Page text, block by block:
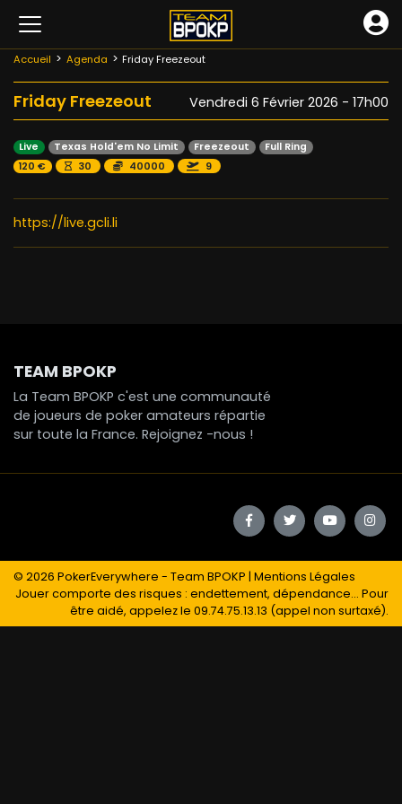
Accueil Agenda Friday Freezeout
Friday Freezeout Vendredi 6 Février 2026 - 17h00
Live Texas Hold'em No Limit Freezeout
Full Ring
120 €
30 40000 9
https://live.gcli.li
TEAM BPOKP
La Team BPOKP c'est une communauté
de joueurs de poker amateurs répartie
sur toute la France. Rejoignez -nous !
© 2026 PokerEverywhere - Team BPOKP | Mentions Légales
Jouer comporte des risques : endettement, dépendance... Pour
être aidé, appelez le 09.74.75.13.13 (appel non surtaxé).